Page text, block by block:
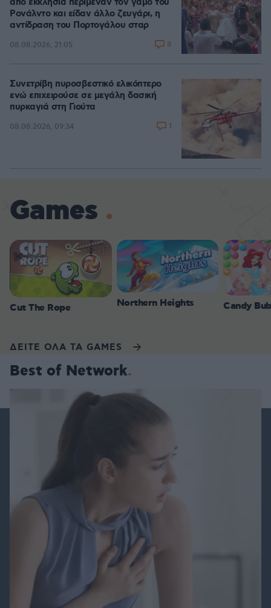
από εκκλησία περίμεναν τον γάμο του
Ρονάλντο και είδαν άλλο ζευγάρι, η
αντίδραση του Πορτογάλου σταρ
08.08.2026, 21:05 8
Συνετρίβη πυροσβεστικό ελικόπτερο
ενώ επιχειρούσε σε μεγάλη δασική
πυρκαγιά στη Γιούτα
08.08.2026, 09:34 1
Games
Cut The Rope Northern Heights Candy
ΔΕΙΤΕ ΟΛΑ ΤΑ GAMES
Best of Network